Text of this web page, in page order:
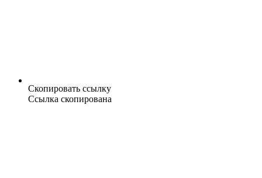
Скопировать ссылку
Ссылка скопирована